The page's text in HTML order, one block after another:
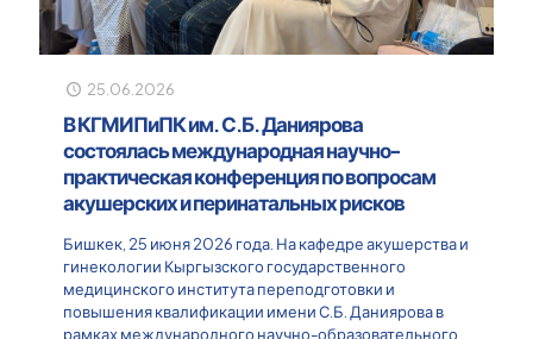
25.06.2026
В КГМИПиПК им. С.Б. Даниярова
состоялась международная научно-
практическая конференция по вопросам
акушерских и перинатальных рисков
Бишкек, 25 июня 2026 года. На кафедре акушерства и
гинекологии Кыргызского государственного
медицинского института переподготовки и
повышения квалификации имени С.Б. Даниярова в
рамках международного научно-образовательного